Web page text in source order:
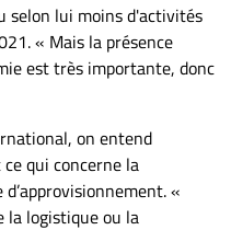
selon lui moins d'activités
« Mais la présence
est très importante, donc
on entend
qui concerne la
«
la logistique ou la